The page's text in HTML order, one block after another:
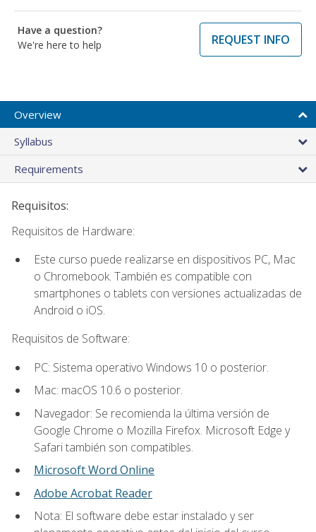
Have a question?
We're here to help
REQUEST INFO
Overview
Syllabus
Requirements
Requisitos:
Requisitos de Hardware:
Este curso puede realizarse en dispositivos PC, Mac
o Chromebook. También es compatible con
smartphones o tablets con versiones actualizadas de
Android o iOS.
Requisitos de Software:
PC: Sistema operativo Windows 10 o posterior.
Mac: macOS 10.6 o posterior.
Navegador: Se recomienda la última versión de
Google Chrome o Mozilla Firefox. Microsoft Edge y
Safari también son compatibles.
Microsoft Word Online
Adobe Acrobat Reader
Nota: El software debe estar instalado y ser